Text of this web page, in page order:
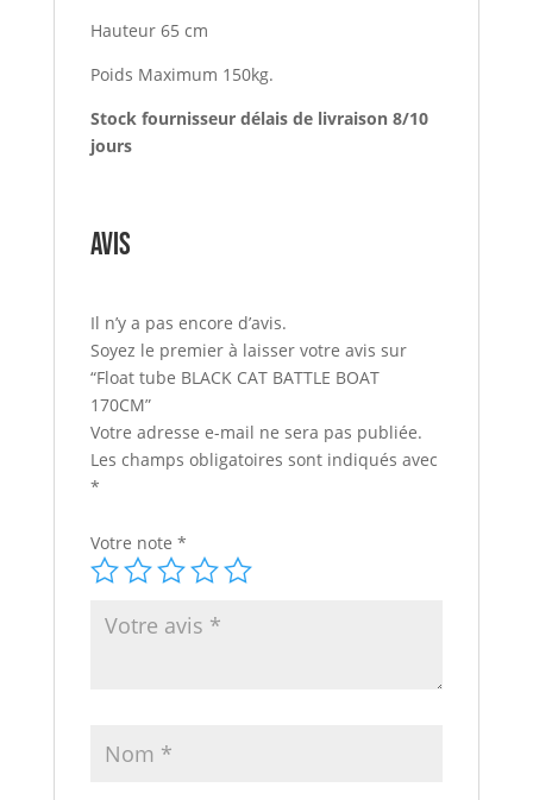
Hauteur 65 cm
Poids Maximum 150kg.
Stock fournisseur délais de livraison 8/10
jours
Avis
Il n’y a pas encore d’avis.
Soyez le premier à laisser votre avis sur
“Float tube BLACK CAT BATTLE BOAT
170CM”
Votre adresse e-mail ne sera pas publiée.
Les champs obligatoires sont indiqués avec
*
Votre note *